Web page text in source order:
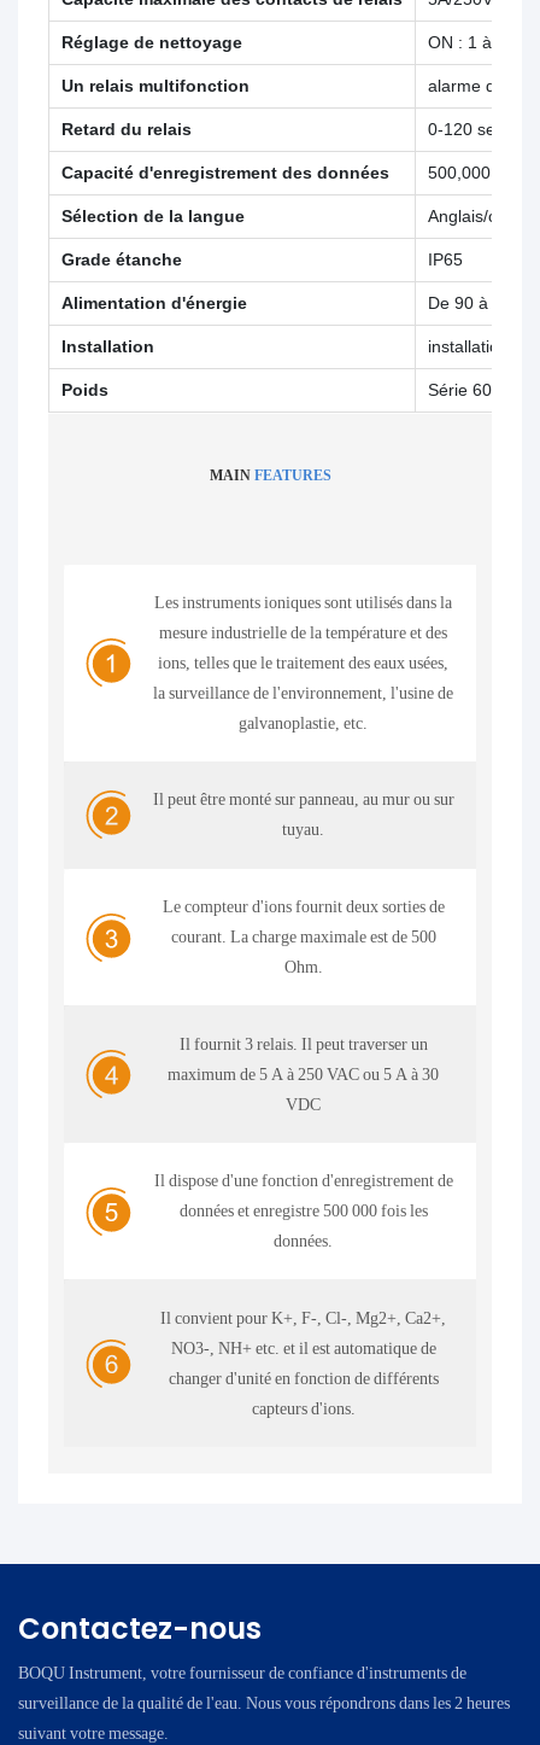
Réglage de nettoyage ON : 1 à 1
Un relais multifonction alarme de
Retard du relais 0-120
Capacité d'enregistrement des données 500,000
Sélection de la langue Anglais/
Grade étanche IP65
Alimentation d'énergie De 90 à 260
Installation installation
Poids Série 6000 :
MAIN FEATURES
Les instruments ioniques sont utilisés dans la
mesure industrielle de la température et des
ions, telles que le traitement des eaux usées,
la surveillance de l'environnement, l'usine de
galvanoplastie, etc.
Il peut être monté sur panneau, au mur ou sur
tuyau.
Le compteur d'ions fournit deux sorties de
courant. La charge maximale est de 500
Ohm.
Il fournit 3 relais. Il peut traverser un
maximum de 5 A à 250 VAC ou 5 A à 30
VDC
Il dispose d'une fonction d'enregistrement de
données et enregistre 500 000 fois les
données.
Il convient pour K+, F-, Cl-, Mg2+, Ca2+,
NO3-, NH+ etc. et il est automatique de
changer d'unité en fonction de différents
capteurs d'ions.
Contactez-nous
BOQU Instrument, votre fournisseur de confiance d'instruments de
surveillance de la qualité de l'eau. Nous vous répondrons dans les 2 heures
suivant votre message.